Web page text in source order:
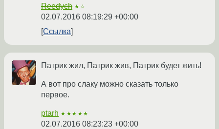
Reedych ★☆
02.07.2016 08:19:29 +00:00
Ссылка
Патрик жил, Патрик жив, Патрик будет жить!
А вот про слаку можно сказать только
первое.
ptarh ★★★★★
02.07.2016 08:23:23 +00:00